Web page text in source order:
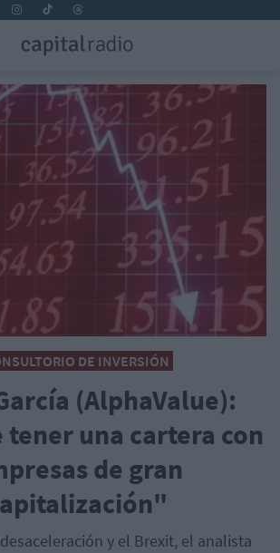
DE INVERSIÓN
(AlphaValue):
tener una cartera con
de gran
y el Brexit, el analista